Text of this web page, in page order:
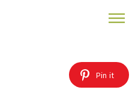
Pin it